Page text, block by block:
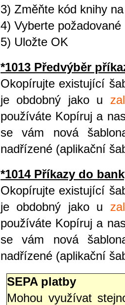
3) Změňte kód knihy
4) Vyberte
5) Uložte OK
*1013 Předvýběr
Okopírujte existující
je obdobný jako u
používáte Kopíruj a
se vám nová
nadřízené (aplikační
*1014 Příkazy do
Okopírujte existující
je obdobný jako u
používáte Kopíruj a
se vám nová
nadřízené (aplikační
SEPA platby
Mohou využívat